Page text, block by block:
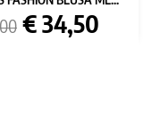
Prezzo
€ 34,50